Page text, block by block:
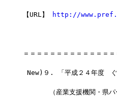
【URL】 http://
＝＝＝＝＝＝＝＝＝＝＝＝＝
New)９. 「平成２４年度　
（産業支援機関・県パー